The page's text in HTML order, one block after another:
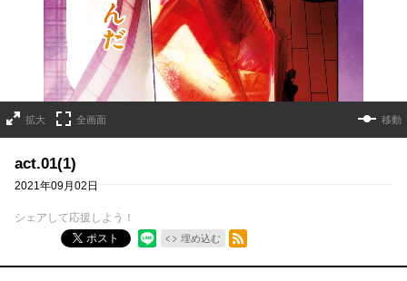
拡大 全画面 移動
act.01(1)
2021年09月02日
シェアして応援しよう！
ポスト
埋め込む
RSSフィード